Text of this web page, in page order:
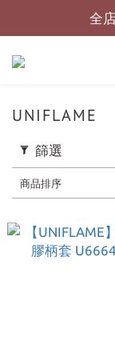
全
全
UNIFLAME
篩選
商品排序